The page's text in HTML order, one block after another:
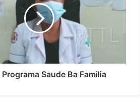
Programa Saude Ba Familia